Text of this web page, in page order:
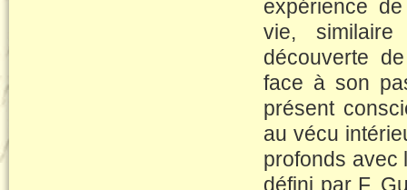
expérience
vie,
découverte
face à son
présent
au vécu
profonds avec
défini par F.